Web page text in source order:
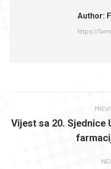
Author:
https://
navigation
Vijest sa 20. Sjednice